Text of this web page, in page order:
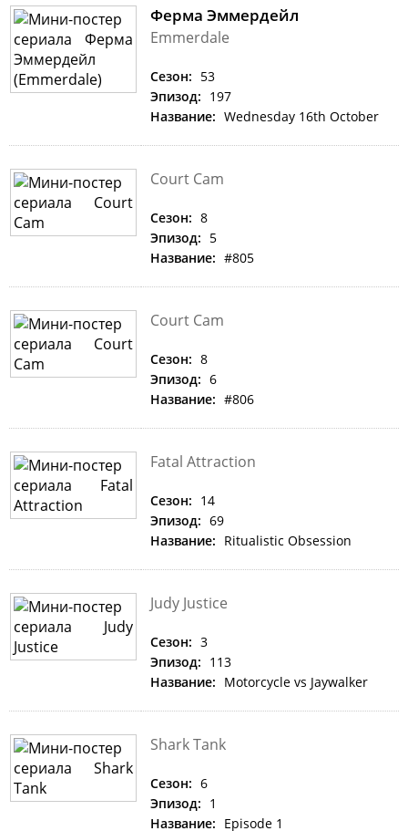
Ферма Эммердейл
Emmerdale
Сезон: 53
Эпизод: 197
Название: Wednesday 16th October
Court Cam
Сезон: 8
Эпизод: 5
Название: #805
Court Cam
Сезон: 8
Эпизод: 6
Название: #806
Fatal Attraction
Сезон: 14
Эпизод: 69
Название: Ritualistic Obsession
Judy Justice
Сезон: 3
Эпизод: 113
Название: Motorcycle vs Jaywalker
Shark Tank
Сезон: 6
Эпизод: 1
Название: Episode 1